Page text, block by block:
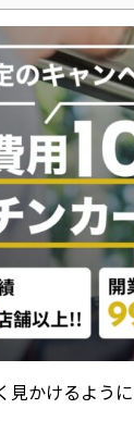
かけるよう